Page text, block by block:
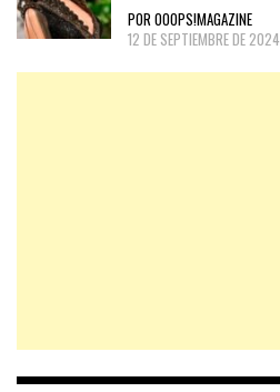
POR OOOPS!MAGAZINE
12 DE SEPTIEMBRE DE 2024